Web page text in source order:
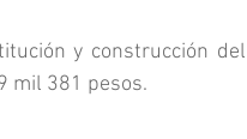
y construcción del
mil 381 pesos.